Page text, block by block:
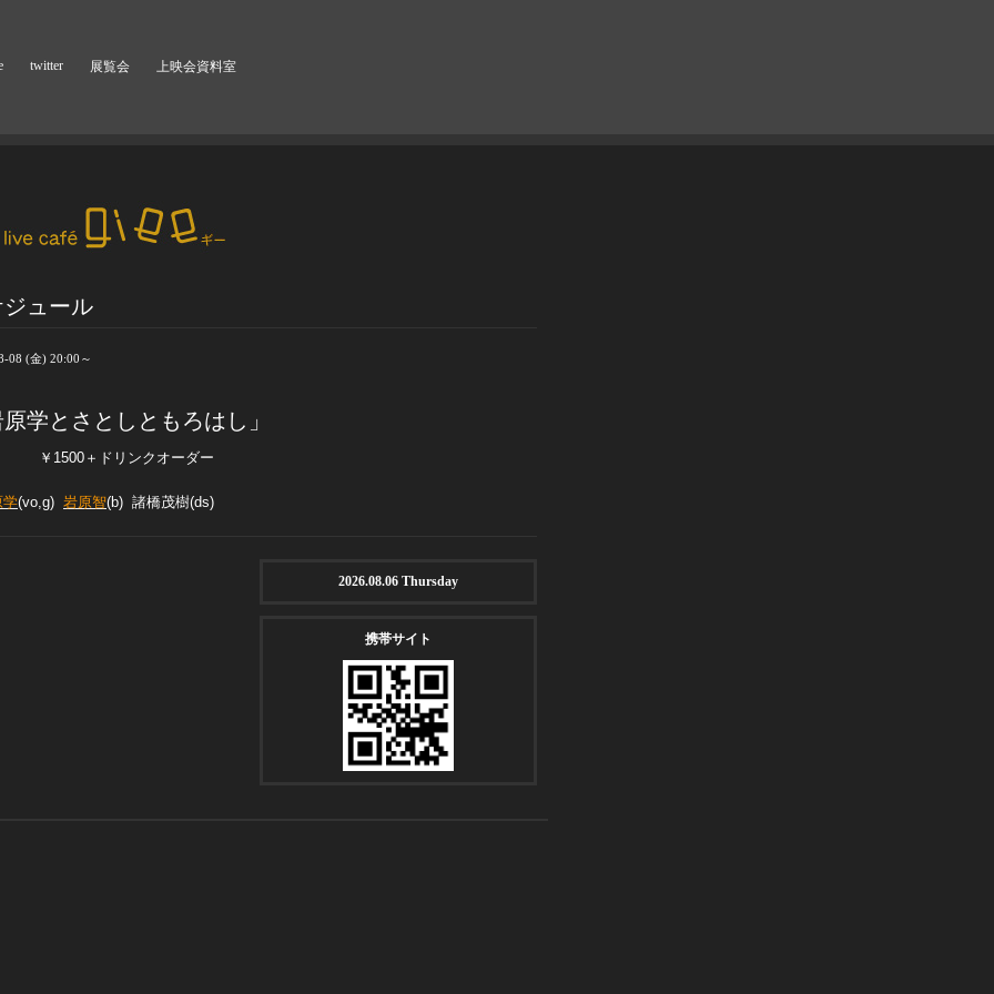
twitter 展覧会 上映会資料室
ュール
08 (金) 20:00～
学とさとしともろはし」
￥1500＋ドリンクオーダー
学(vo,g) 岩原智(b) 諸橋茂樹(ds)
2026.08.06 Thursday
携帯サイト